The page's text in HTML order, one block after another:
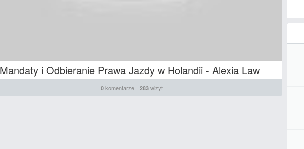
Mandaty i Odbieranie Prawa Jazdy w Holandii - Alexia Law
0 komentarze 283 wizyt